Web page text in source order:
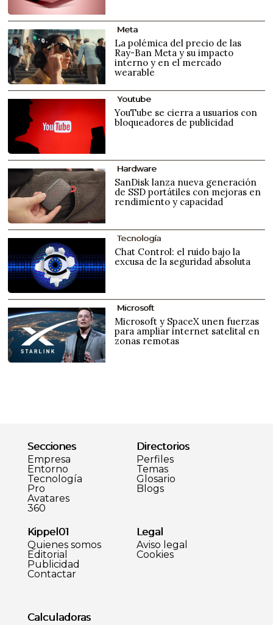
Meta
La polémica del precio de las
Ray-Ban Meta y su impacto
interno y en el mercado
wearable
Youtube
YouTube se cierra a usuarios con
bloqueadores de publicidad
Hardware
SanDisk lanza nueva generación
de SSD portátiles con mejoras en
rendimiento y capacidad
Tecnología
Chat Control: el ruido bajo la
excusa de la seguridad absoluta
Microsoft
Microsoft y SpaceX unen fuerzas
para ampliar internet satelital en
zonas remotas
Secciones
Empresa
Entorno
Tecnología
Pro
Avatares
360
Directorios
Perfiles
Temas
Glosario
Blogs
Kippel01
Quienes somos
Editorial
Publicidad
Contactar
Legal
Aviso legal
Cookies
Calculadoras